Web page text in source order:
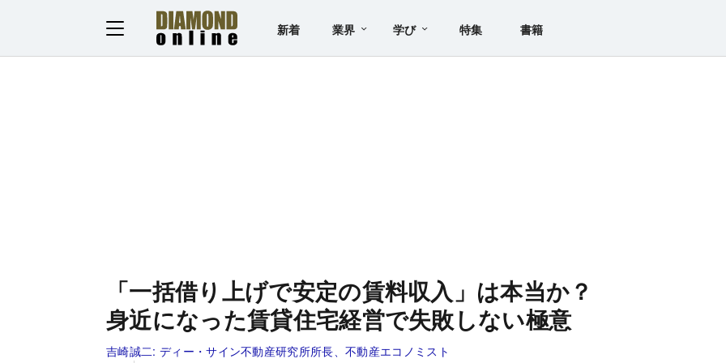
新着 業界 学び 特集 書籍
「一括借り上げで安定の賃料収入」は本当か？
身近になった賃貸住宅経営で失敗しない極意
吉崎誠二: ディー・サイン不動産研究所所長、不動産エコノミスト